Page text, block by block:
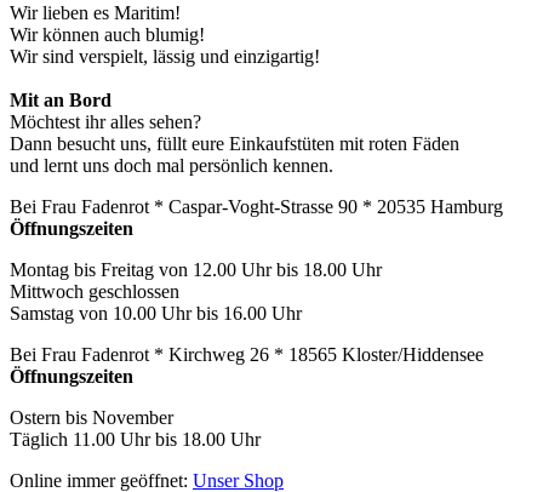
Wir lieben es Maritim!
Wir können auch blumig!
Wir sind verspielt, lässig und einzigartig!
Mit an Bord
Möchtest ihr alles sehen?
Dann besucht uns, füllt eure Einkaufstüten mit roten Fäden
und lernt uns doch mal persönlich kennen.
Bei Frau Fadenrot * Caspar-Voght-Strasse 90 * 20535 Hamburg
Öffnungszeiten
Montag bis Freitag von 12.00 Uhr bis 18.00 Uhr
Mittwoch geschlossen
Samstag von 10.00 Uhr bis 16.00 Uhr
Bei Frau Fadenrot * Kirchweg 26 * 18565 Kloster/Hiddensee
Öffnungszeiten
Ostern bis November
Täglich 11.00 Uhr bis 18.00 Uhr
Online immer geöffnet: Unser Shop